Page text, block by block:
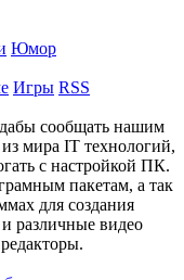
Юмор
Игры RSS
сообщать нашим
мира IT технологий,
с настройкой ПК.
пакетам, а так
для создания
различные видео